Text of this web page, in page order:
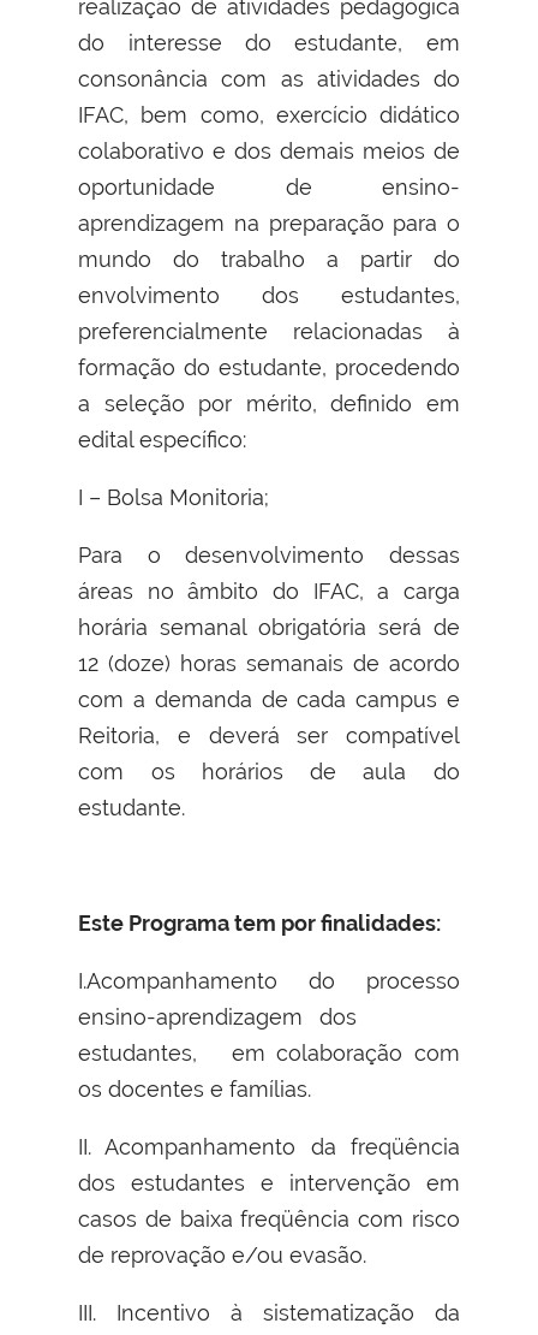
realização de atividades pedagógica
do interesse do estudante, em
consonância com as atividades do
IFAC, bem como, exercício didático
colaborativo e dos demais meios de
oportunidade de ensino-
aprendizagem na preparação para o
mundo do trabalho a partir do
envolvimento dos estudantes,
preferencialmente relacionadas à
formação do estudante, procedendo
a seleção por mérito, definido em
edital específico:
I – Bolsa Monitoria;
Para o desenvolvimento dessas
áreas no âmbito do IFAC, a carga
horária semanal obrigatória será de
12 (doze) horas semanais de acordo
com a demanda de cada campus e
Reitoria, e deverá ser compatível
com os horários de aula do
estudante.
Este Programa tem por finalidades:
I.Acompanhamento do processo
ensino-aprendizagem dos
estudantes, em colaboração com
os docentes e famílias.
II. Acompanhamento da freqüência
dos estudantes e intervenção em
casos de baixa freqüência com risco
de reprovação e/ou evasão.
III. Incentivo à sistematização da